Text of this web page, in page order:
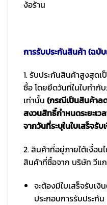
ง้อร้าน
การรับประกันสินค้า (ฉบั
1. รับประกันสินค้าสูงสุดเ
ซื้อ โดยยึดวันที่ในใบกำกั
เท่านั้น (กรณีเป็นสินค้าล
สงวนสิทธิ์กำหนดระยะเว
จากวันที่ระบุในใบเสร็จรับ
2. สินค้าที่อยู่ภายใต้เงื่อน
สินค้าที่ซื้อจาก บริษัท วีแ
จะต้องมีใบเสร็จรับเ
ประกอบการรับประกัน